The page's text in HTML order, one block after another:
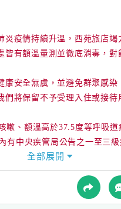
炎疫情持續升溫，西苑旅店竭
皆有額溫量測並徹底消毒，對
康安全無虞，並避免群聚感染
們將保留不予受理入住或接待
嗽、額溫高於37.5度等呼吸道
有中央疾管局公告之一至三
，與確診或疑似個案有接觸
說明旅遊接觸史者。
全部展開